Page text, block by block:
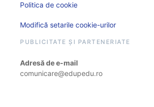
Politica de cookie
Modifică setarile cookie-urilor
PUBLICITATE ȘI PARTENERIATE
Adresă de e-mail
comunicare@edupedu.ro